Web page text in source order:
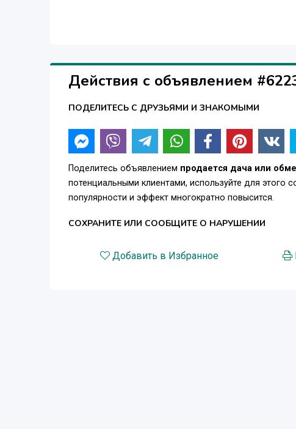
Действия с объявлением
ПОДЕЛИТЕСЬ С ДРУЗЬЯМИ И ЗНАКОМЫМИ
Поделитесь объявлением продается дача или
потенциальными клиентами, используйте для
популярности и эффект многократно повысится.
СОХРАНИТЕ ИЛИ СООБЩИТЕ О НАРУШЕНИИ
Добавить в Избранное